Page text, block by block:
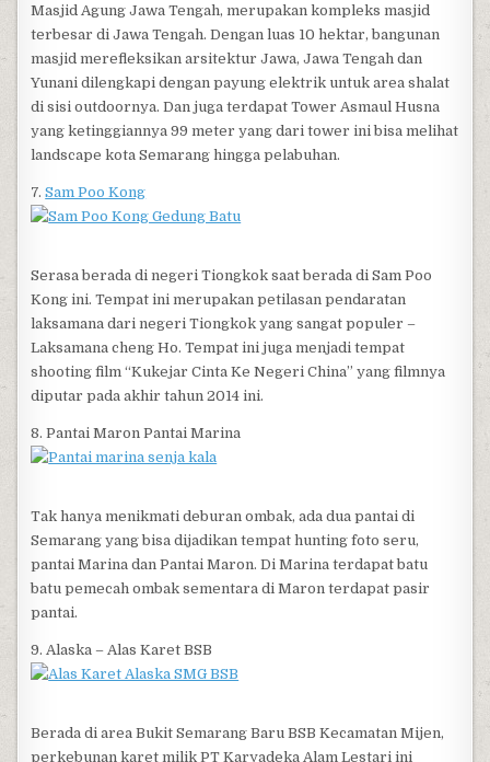
Masjid Agung Jawa Tengah, merupakan kompleks masjid
terbesar di Jawa Tengah. Dengan luas 10 hektar, bangunan
masjid merefleksikan arsitektur Jawa, Jawa Tengah dan
Yunani dilengkapi dengan payung elektrik untuk area shalat
di sisi outdoornya. Dan juga terdapat Tower Asmaul Husna
yang ketinggiannya 99 meter yang dari tower ini bisa melihat
landscape kota Semarang hingga pelabuhan.
7.Sam Poo Kong
Serasa berada di negeri Tiongkok saat berada di Sam Poo
Kong ini. Tempat ini merupakan petilasan pendaratan
laksamana dari negeri Tiongkok yang sangat populer –
Laksamana cheng Ho. Tempat ini juga menjadi tempat
shooting film “Kukejar Cinta Ke Negeri China” yang filmnya
diputar pada akhir tahun 2014 ini.
8. Pantai Maron Pantai Marina
Tak hanya menikmati deburan ombak, ada dua pantai di
Semarang yang bisa dijadikan tempat hunting foto seru,
pantai Marina dan Pantai Maron. Di Marina terdapat batu
batu pemecah ombak sementara di Maron terdapat pasir
pantai.
9. Alaska – Alas Karet BSB
Berada di area Bukit Semarang Baru BSB Kecamatan Mijen,
perkebunan karet milik PT Karyadeka Alam Lestari ini